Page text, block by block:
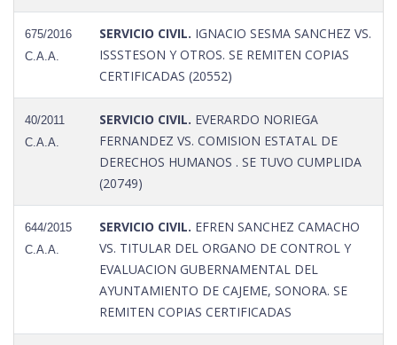
675/2016
C.A.A.
SERVICIO CIVIL. IGNACIO SESMA SANCHEZ VS.
ISSSTESON Y OTROS. SE REMITEN COPIAS
CERTIFICADAS (20552)
40/2011
C.A.A.
SERVICIO CIVIL. EVERARDO NORIEGA
FERNANDEZ VS. COMISION ESTATAL DE
DERECHOS HUMANOS . SE TUVO CUMPLIDA
(20749)
644/2015
C.A.A.
SERVICIO CIVIL. EFREN SANCHEZ CAMACHO
VS. TITULAR DEL ORGANO DE CONTROL Y
EVALUACION GUBERNAMENTAL DEL
AYUNTAMIENTO DE CAJEME, SONORA. SE
REMITEN COPIAS CERTIFICADAS